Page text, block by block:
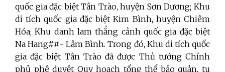
quốc gia đặc biệt Tân Trào, huyện Sơn Dương; Khu
di tích quốc gia đặc biệt Kim Bình, huyện Chiêm
Hóa; Khu danh lam thắng cảnh quốc gia đặc biệt
Na Hang##- Lâm Bình. Trong đó, Khu di tích quốc
gia đặc biệt Tân Trào đã được Thủ tướng Chính
phủ phê duyệt Quy hoạch tổng thể bảo quản, tu